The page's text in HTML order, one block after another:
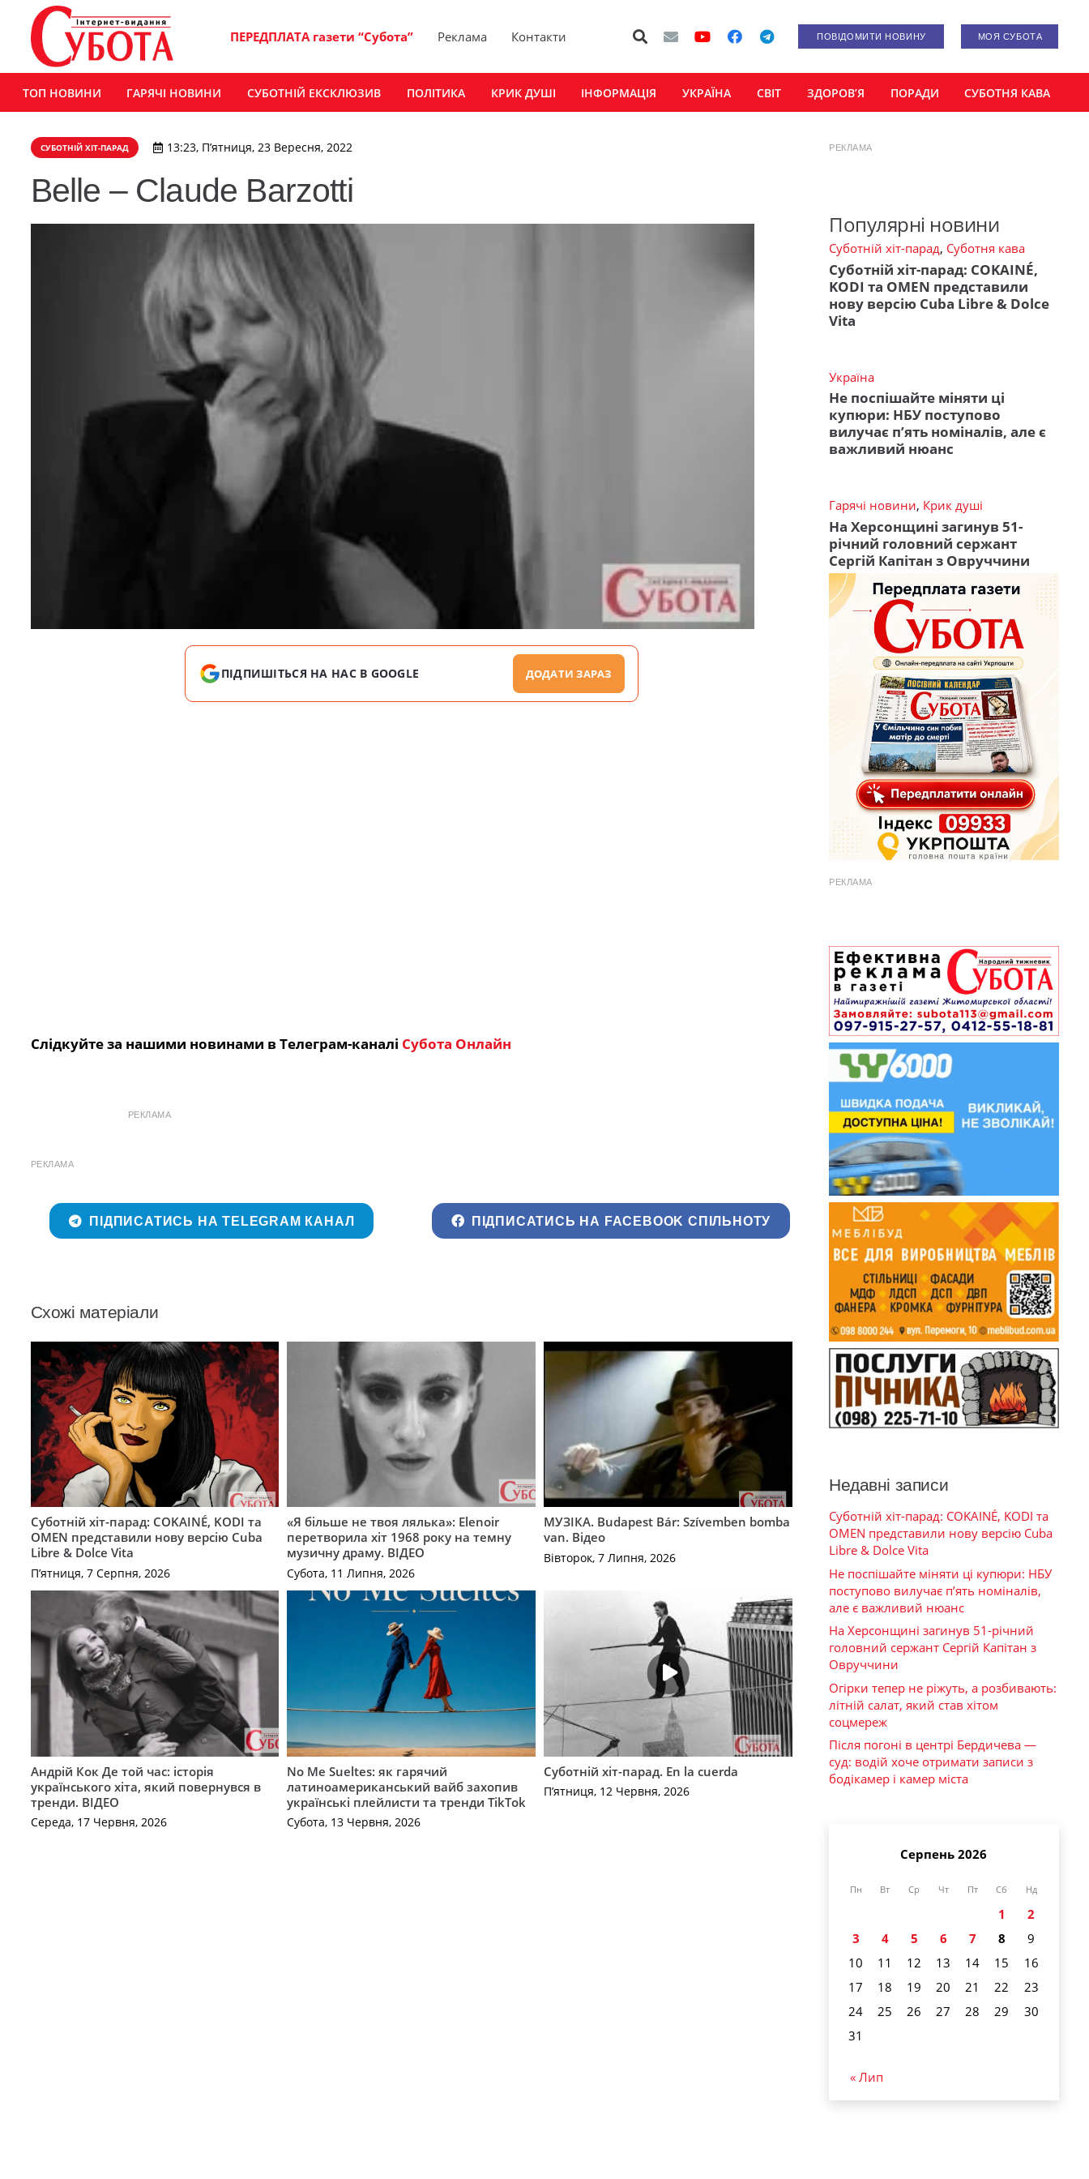
ПЕРЕДПЛАТА газети “Субота” Реклама Контакти ПОВІДОМИТИ НОВИНУ МОЯ СУБОТА
ТОП НОВИНИ ГАРЯЧІ НОВИНИ СУБОТНІЙ ЕКСКЛЮЗИВ ПОЛІТИКА КРИК ДУШІ ІНФОРМАЦІЯ УКРАЇНА СВІТ ЗДОРОВ’Я ПОРАДИ СУБОТНЯ КАВА
СУБОТНІЙ ХІТ-ПАРАД 13:23, П’ятниця, 23 Вересня, 2022
Belle – Claude Barzotti
ПІДПИШІТЬСЯ НА НАС В GOOGLE ДОДАТИ ЗАРАЗ
Слідкуйте за нашими новинами в Телеграм-каналі Субота Онлайн
РЕКЛАМА
РЕКЛАМА
ПІДПИСАТИСЬ НА TELEGRAM КАНАЛ ПІДПИСАТИСЬ НА FACEBOOK СПІЛЬНОТУ
Схожі матеріали
Суботній хіт-парад: COKAINÉ, KODI та
OMEN представили нову версію Cuba
Libre & Dolce Vita
П’ятниця, 7 Серпня, 2026
«Я більше не твоя лялька»: Elenoir
перетворила хіт 1968 року на темну
музичну драму. ВІДЕО
Субота, 11 Липня, 2026
МУЗІКА. Budapest Bár: Szívemben bomba
van. Відео
Вівторок, 7 Липня, 2026
Андрій Кок Де той час: історія
українського хіта, який повернувся в
тренди. ВІДЕО
Середа, 17 Червня, 2026
No Me Sueltes: як гарячий
латиноамериканський вайб захопив
українські плейлисти та тренди TikTok
Субота, 13 Червня, 2026
Суботній хіт-парад. En la cuerda
П’ятниця, 12 Червня, 2026
РЕКЛАМА
Популярні новини
Суботній хіт-парад, Суботня кава
Суботній хіт-парад: COKAINÉ,
KODI та OMEN представили
нову версію Cuba Libre & Dolce
Vita
Україна
Не поспішайте міняти ці
купюри: НБУ поступово
вилучає п’ять номіналів, але є
важливий нюанс
Гарячі новини, Крик душі
На Херсонщині загинув 51-
річний головний сержант
Сергій Капітан з Овруччини
РЕКЛАМА
Недавні записи
Суботній хіт-парад: COKAINÉ, KODI та
OMEN представили нову версію Cuba
Libre & Dolce Vita
Не поспішайте міняти ці купюри: НБУ
поступово вилучає п’ять номіналів,
але є важливий нюанс
На Херсонщині загинув 51-річний
головний сержант Сергій Капітан з
Овруччини
Огірки тепер не ріжуть, а розбивають:
літній салат, який став хітом
соцмереж
Після погоні в центрі Бердичева —
суд: водій хоче отримати записи з
бодікамер і камер міста
Серпень 2026
Пн Вт Ср Чт Пт Сб Нд
1
2
3
4 5 6 7 8
9
10
11 12 13 14 15
16
17
18 19 20 21 22
23
24
25 26 27 28 29
30
31
« Лип